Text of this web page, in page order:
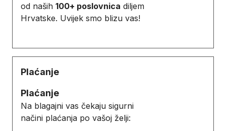
od naših 100+ poslovnica diljem
Hrvatske. Uvijek smo blizu vas!
Plaćanje
Plaćanje
Na blagajni vas čekaju sigurni
načini plaćanja po vašoj želji: